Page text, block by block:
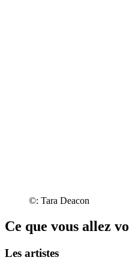
©: Tara Deacon
Ce que vous allez
Les artistes